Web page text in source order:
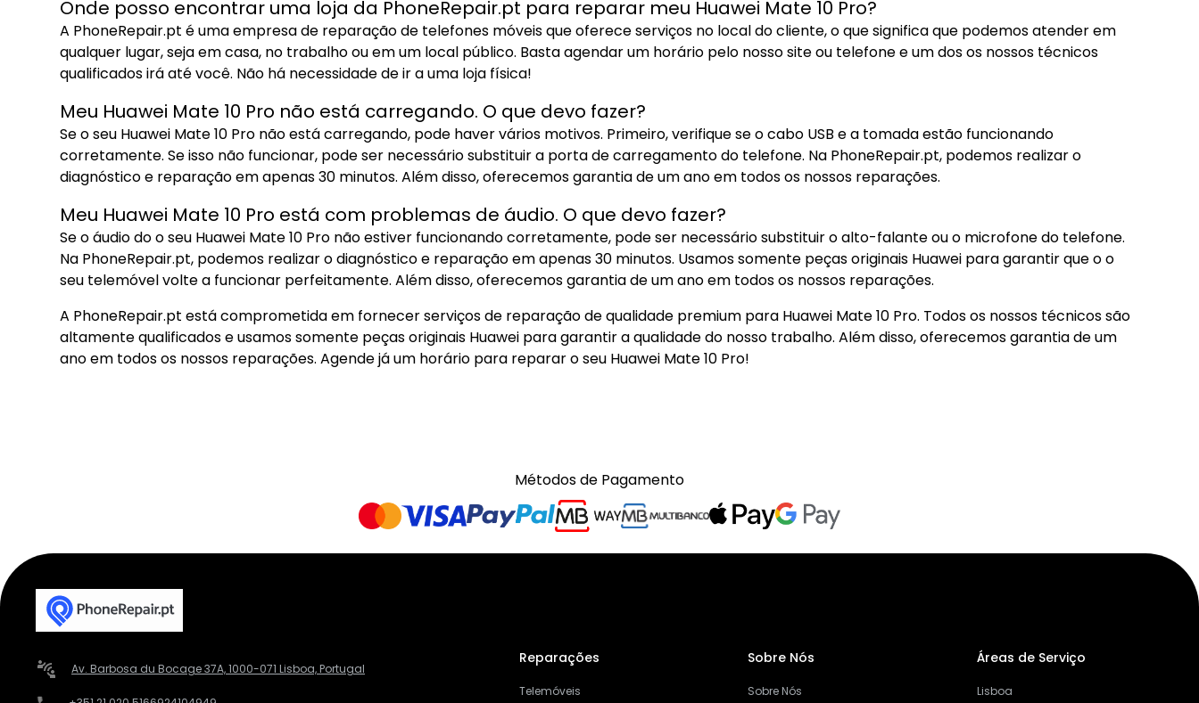
Onde posso encontrar uma loja da PhoneRepair.pt para reparar meu Huawei Mate 10 Pro?
A PhoneRepair.pt é uma empresa de reparação de telefones móveis que oferece serviços no local do cliente, o que significa que podemos atender em
qualquer lugar, seja em casa, no trabalho ou em um local público. Basta agendar um horário pelo nosso site ou telefone e um dos os nossos técnicos
qualificados irá até você. Não há necessidade de ir a uma loja física!
Meu Huawei Mate 10 Pro não está carregando. O que devo fazer?
Se o seu Huawei Mate 10 Pro não está carregando, pode haver vários motivos. Primeiro, verifique se o cabo USB e a tomada estão funcionando
corretamente. Se isso não funcionar, pode ser necessário substituir a porta de carregamento do telefone. Na PhoneRepair.pt, podemos realizar o
diagnóstico e reparação em apenas 30 minutos. Além disso, oferecemos garantia de um ano em todos os nossos reparações.
Meu Huawei Mate 10 Pro está com problemas de áudio. O que devo fazer?
Se o áudio do o seu Huawei Mate 10 Pro não estiver funcionando corretamente, pode ser necessário substituir o alto-falante ou o microfone do telefone.
Na PhoneRepair.pt, podemos realizar o diagnóstico e reparação em apenas 30 minutos. Usamos somente peças originais Huawei para garantir que o o
seu telemóvel volte a funcionar perfeitamente. Além disso, oferecemos garantia de um ano em todos os nossos reparações.
A PhoneRepair.pt está comprometida em fornecer serviços de reparação de qualidade premium para Huawei Mate 10 Pro. Todos os nossos técnicos são
altamente qualificados e usamos somente peças originais Huawei para garantir a qualidade do nosso trabalho. Além disso, oferecemos garantia de um
ano em todos os nossos reparações. Agende já um horário para reparar o seu Huawei Mate 10 Pro!
Métodos de Pagamento
Av. Barbosa du Bocage 37A, 1000-071 Lisboa, Portugal
Reparações
Telemóveis
Sobre Nós
Sobre Nós
Áreas de Serviço
Lisboa